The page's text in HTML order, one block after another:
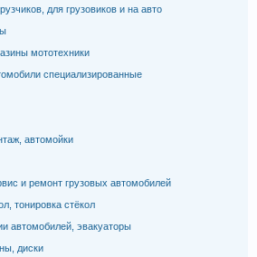
для грузовиков и на авто
мототехники
специализированные
автомойки
и ремонт грузовых автомобилей
тонировка стёкол
автомобилей, эвакуаторы
диски